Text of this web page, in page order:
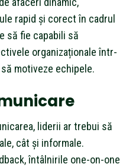
rapid și corect în cadrul
să fie capabili să
organizaționale într-
motiveze echipele.
liderii ar trebui să
cât și informale.
întâlnirile one-on-one